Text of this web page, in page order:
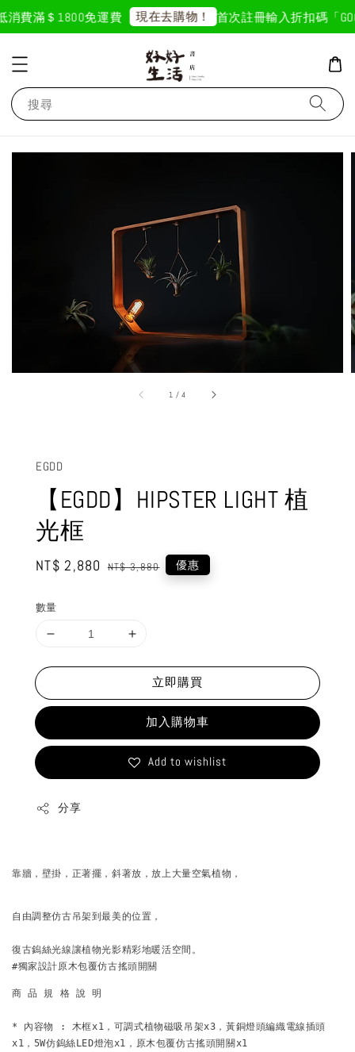
消費滿＄1800免運費 現在去購物！ 首次註冊輸入折扣碼「
搜尋
1 /4
EGDD
【EGDD】HIPSTER LIGHT 植
光框
Sale
NT$ 2,880 Regular
NT$ 3,880 優惠
數量
立即購買
加入購物車
Add to wishlist
分享
靠牆，壁掛，正著擺，斜著放，放上大量空氣植物，
自由調整仿古吊架到最美的位置，
復古鎢絲光線讓植物光影精彩地暖活空間。
#獨家設計原木包覆仿古搖頭開關
商 品 規 格 說 明
* 內容物 : 木框x1，可調式植物磁吸吊架x3，黃銅燈頭編織電線插頭
x1，5W仿鎢絲LED燈泡x1，原木包覆仿古搖頭開關x1